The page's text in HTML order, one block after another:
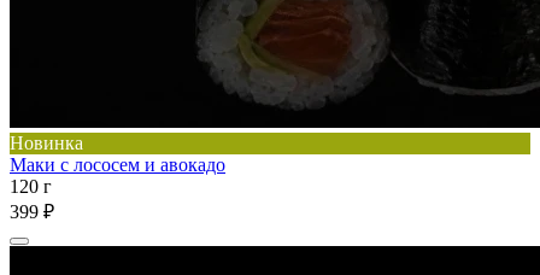
Новинка
Маки с лососем и авокадо
120 г
399 ₽